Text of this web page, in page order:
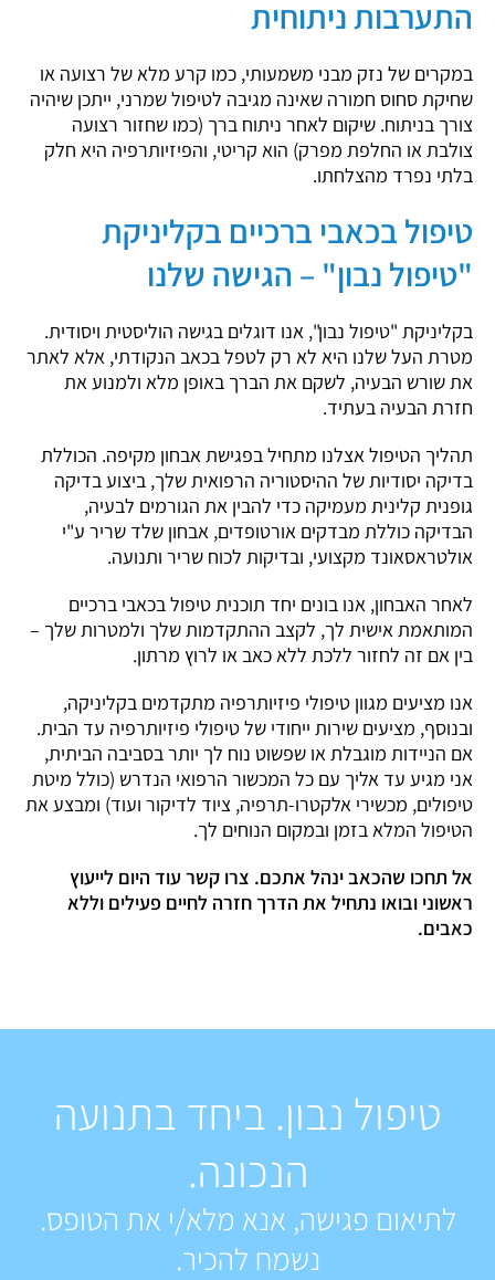
התערבות ניתוחית
במקרים של נזק מבני משמעותי, כמו קרע מלא של רצועה או
שחיקת סחוס חמורה שאינה מגיבה לטיפול שמרני, ייתכן שיהיה
צורך בניתוח. שיקום לאחר ניתוח ברך (כמו שחזור רצועה
צולבת או החלפת מפרק) הוא קריטי, והפיזיותרפיה היא חלק
בלתי נפרד מהצלחתו.
טיפול בכאבי ברכיים בקליניקת
"טיפול נבון" – הגישה שלנו
בקליניקת "טיפול נבון", אנו דוגלים בגישה הוליסטית ויסודית.
מטרת העל שלנו היא לא רק לטפל בכאב הנקודתי, אלא לאתר
את שורש הבעיה, לשקם את הברך באופן מלא ולמנוע את
חזרת הבעיה בעתיד.
תהליך הטיפול אצלנו מתחיל בפגישת אבחון מקיפה. הכוללת
בדיקה יסודיות של ההיסטוריה הרפואית שלך, ביצוע בדיקה
גופנית קלינית מעמיקה כדי להבין את הגורמים לבעיה,
הבדיקה כוללת מבדקים אורטופדים, אבחון שלד שריר ע"י
אולטראסאונד מקצועי, ובדיקות לכוח שריר ותנועה.
לאחר האבחון, אנו בונים יחד תוכנית טיפול בכאבי ברכיים
המותאמת אישית לך, לקצב ההתקדמות שלך ולמטרות שלך –
בין אם זה לחזור ללכת ללא כאב או לרוץ מרתון.
אנו מציעים מגוון טיפולי פיזיותרפיה מתקדמים בקליניקה,
ובנוסף, מציעים שירות ייחודי של טיפולי פיזיותרפיה עד הבית.
אם הניידות מוגבלת או שפשוט נוח לך יותר בסביבה הביתית,
אני מגיע עד אליך עם כל המכשור הרפואי הנדרש (כולל מיטת
טיפולים, מכשירי אלקטרו-תרפיה, ציוד לדיקור ועוד) ומבצע את
הטיפול המלא בזמן ובמקום הנוחים לך.
אל תחכו שהכאב ינהל אתכם. צרו קשר עוד היום לייעוץ
ראשוני ובואו נתחיל את הדרך חזרה לחיים פעילים וללא
כאבים.
טיפול נבון. ביחד בתנועה
הנכונה.
לתיאום פגישה, אנא מלא/י את הטופס.
נשמח להכיר.